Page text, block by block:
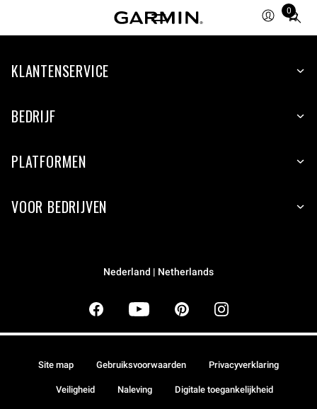
0
Total
items
cart:
KLANTENSERVICE
BEDRIJF
PLATFORMEN
VOOR BEDRIJVEN
Nederland | Netherlands
Site map Gebruiksvoorwaarden Privacyverklaring
Veiligheid Naleving Digitale toegankelijkheid